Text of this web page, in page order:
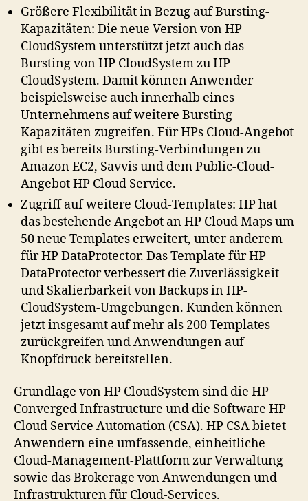
Größere Flexibilität in Bezug auf Bursting-
Kapazitäten: Die neue Version von HP
CloudSystem unterstützt jetzt auch das
Bursting von HP CloudSystem zu HP
CloudSystem. Damit können Anwender
beispielsweise auch innerhalb eines
Unternehmens auf weitere Bursting-
Kapazitäten zugreifen. Für HPs Cloud-Angebot
gibt es bereits Bursting-Verbindungen zu
Amazon EC2, Savvis und dem Public-Cloud-
Angebot HP Cloud Service.
Zugriff auf weitere Cloud-Templates: HP hat
das bestehende Angebot an HP Cloud Maps um
50 neue Templates erweitert, unter anderem
für HP DataProtector. Das Template für HP
DataProtector verbessert die Zuverlässigkeit
und Skalierbarkeit von Backups in HP-
CloudSystem-Umgebungen. Kunden können
jetzt insgesamt auf mehr als 200 Templates
zurückgreifen und Anwendungen auf
Knopfdruck bereitstellen.
Grundlage von HP CloudSystem sind die HP
Converged Infrastructure und die Software HP
Cloud Service Automation (CSA). HP CSA bietet
Anwendern eine umfassende, einheitliche
Cloud-Management-Plattform zur Verwaltung
sowie das Brokerage von Anwendungen und
Infrastrukturen für Cloud-Services.